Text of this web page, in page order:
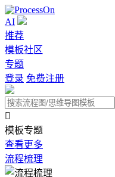
AI
推荐
模板社区
专题
登录 免费注册

模板专题
查看更多
流程梳理